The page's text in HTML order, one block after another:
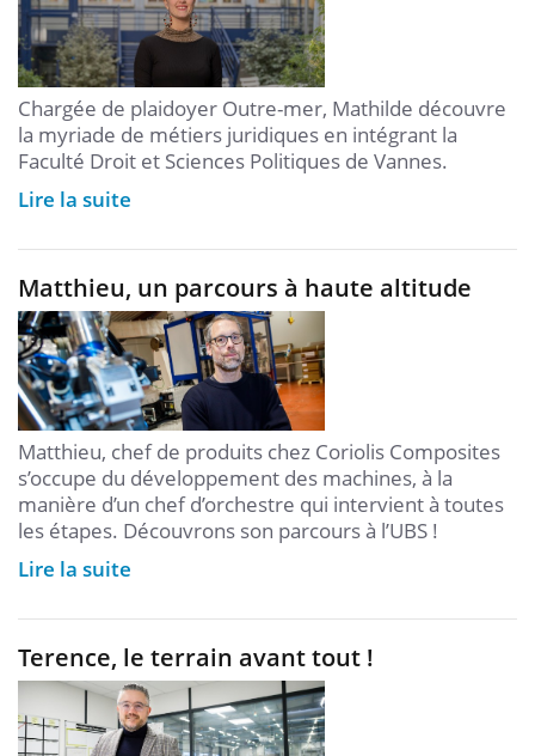
Chargée de plaidoyer Outre-mer, Mathilde découvre
la myriade de métiers juridiques en intégrant la
Faculté Droit et Sciences Politiques de Vannes.
Lire la suite
Matthieu, un parcours à haute altitude
Matthieu, chef de produits chez Coriolis Composites
s’occupe du développement des machines, à la
manière d’un chef d’orchestre qui intervient à toutes
les étapes. Découvrons son parcours à l’UBS !
Lire la suite
Terence, le terrain avant tout !